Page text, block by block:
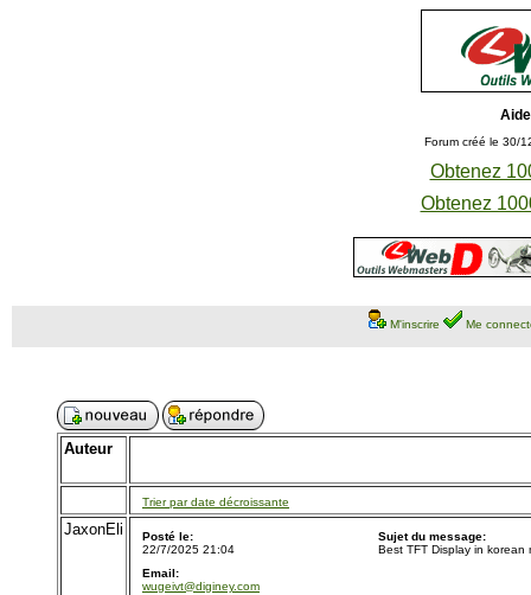
Forum créé le 30/
Obtenez
Obtenez
M'inscrire Me
Auteur
Trier par date décroissante
JaxonEli
Posté le:
22/7/2025 21:04
Sujet du message:
Best TFT Display in korean
Email:
wugeivt@diginey.com